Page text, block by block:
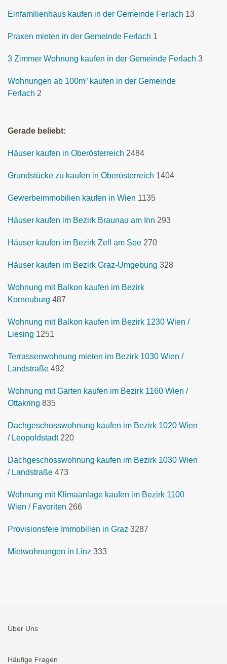
Einfamilienhaus kaufen in der Gemeinde Ferlach 13
Praxen mieten in der Gemeinde Ferlach 1
3 Zimmer Wohnung kaufen in der Gemeinde Ferlach 3
Wohnungen ab 100m² kaufen in der Gemeinde
Ferlach 2
Gerade beliebt:
Häuser kaufen in Oberösterreich 2484
Grundstücke zu kaufen in Oberösterreich 1404
Gewerbeimmobilien kaufen in Wien 1135
Häuser kaufen im Bezirk Braunau am Inn 293
Häuser kaufen im Bezirk Zell am See 270
Häuser kaufen im Bezirk Graz-Umgebung 328
Wohnung mit Balkon kaufen im Bezirk
Korneuburg 487
Wohnung mit Balkon kaufen im Bezirk 1230 Wien /
Liesing 1251
Terrassenwohnung mieten im Bezirk 1030 Wien /
Landstraße 492
Wohnung mit Garten kaufen im Bezirk 1160 Wien /
Ottakring 835
Dachgeschosswohnung kaufen im Bezirk 1020 Wien
/ Leopoldstadt 220
Dachgeschosswohnung kaufen im Bezirk 1030 Wien
/ Landstraße 473
Wohnung mit Klimaanlage kaufen im Bezirk 1100
Wien / Favoriten 266
Provisionsfeie Immobilien in Graz 3287
Mietwohnungen in Linz 333
Über Uns
Häufige Fragen